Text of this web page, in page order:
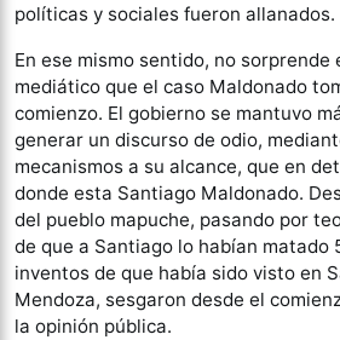
políticas y sociales fueron allanados.
En ese mismo sentido, no
mediático que el caso Maldonado
comienzo. El gobierno se mantuvo
generar un discurso de odio,
mecanismos a su alcance, que en
donde esta Santiago Maldonado.
del pueblo mapuche, pasando por
de que a Santiago lo habían matado
inventos de que había sido visto en
Mendoza, sesgaron desde el
la opinión pública.